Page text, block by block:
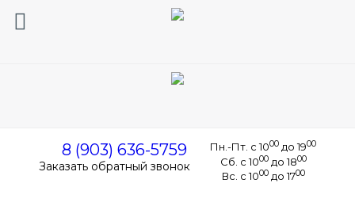
8 (903) 636-5759
Заказать обратный звонок
Пн.-Пт. с 1000 до 1900
Сб. с 1000до 1800
Вс. с 1000до 1700